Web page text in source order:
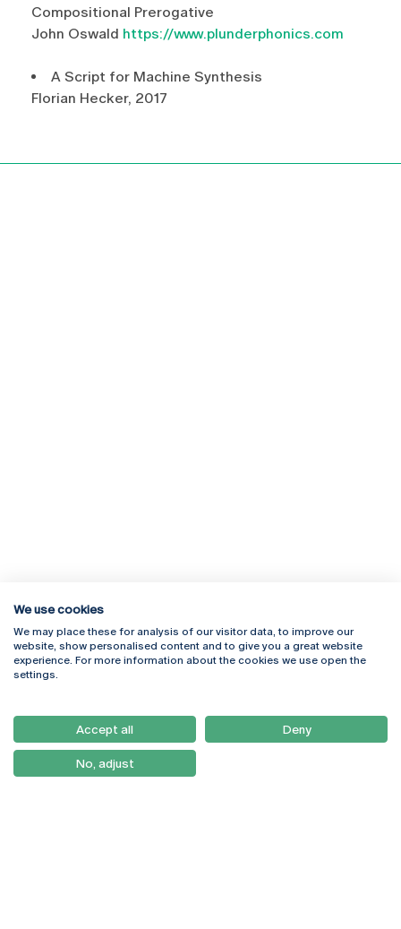
Compositional Prerogative
John Oswald https://www.plunderphonics.com
A Script for Machine Synthesis
Florian Hecker, 2017
Rua Diogo Botelho 1327
4169-005 Porto
+351 226 196 240
Campus Online
Webmail
Como Chegar
Newsletter
We use cookies
We may place these for analysis of our visitor data, to improve our
website, show personalised content and to give you a great website
experience. For more information about the cookies we use open the
settings.
Accept all Deny
No, adjust